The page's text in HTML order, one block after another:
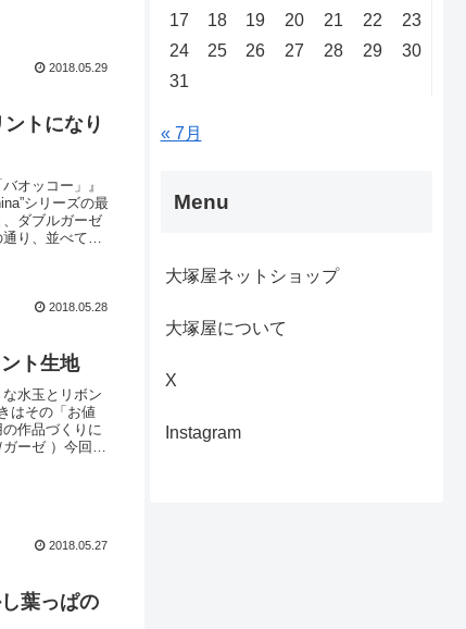
2018.05.29
トになり
オッコー」』
シリーズの最
ダブルガーゼ
り、並べてみ
2018.05.28
ト生地
水玉とリボン
はその「お値
作品づくりに
ーゼ ）今回
2018.05.27
葉っぱの
17
18 19 20 21 22
23
24
25 26 27 28 29
30
31
« 7月
Menu
大塚屋ネットショップ
大塚屋について
X
Instagram